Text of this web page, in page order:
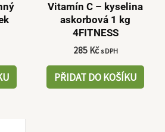
Vitamín C – kyselina
askorbová 1 kg
4FITNESS
285 Kč s DPH
PŘIDAT DO KOŠÍKU